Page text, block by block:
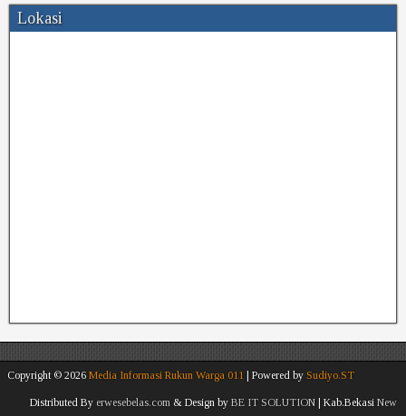
Lokasi
Copyright © 2026 Media Informasi Rukun Warga 011 | Powered by Sudiyo.ST
Distributed By erwesebelas.com & Design by BE IT SOLUTION | Kab.Bekasi New